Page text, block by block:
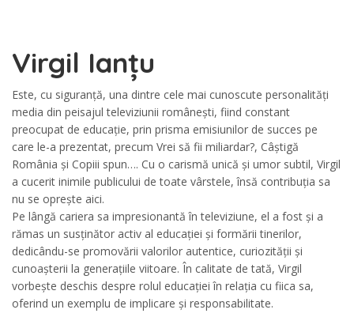
Virgil Ianțu
Este, cu siguranță, una dintre cele mai cunoscute personalități
media din peisajul televiziunii românești, fiind constant
preocupat de educație, prin prisma emisiunilor de succes pe
care le-a prezentat, precum Vrei să fii miliardar?, Câștigă
România și Copiii spun…. Cu o carismă unică și umor subtil, Virgil
a cucerit inimile publicului de toate vârstele, însă contribuția sa
nu se oprește aici.
Pe lângă cariera sa impresionantă în televiziune, el a fost și a
rămas un susținător activ al educației și formării tinerilor,
dedicându-se promovării valorilor autentice, curiozității și
cunoașterii la generațiile viitoare. În calitate de tată, Virgil
vorbește deschis despre rolul educației în relația cu fiica sa,
oferind un exemplu de implicare și responsabilitate.